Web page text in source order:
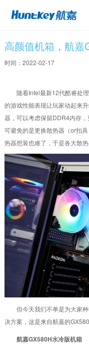
高颜值机箱，航嘉
时间：2022-02-17
随着Intel最新12代酷睿处
的游戏性能表现让玩家动起来
器，可以考虑保留DDR4内存
可避免的是更换散热器（or扣
热器想装也难了，于是各大散
但今天我们不单是为大家
决方案，这是来自航嘉的
航嘉GX580H水冷版机箱